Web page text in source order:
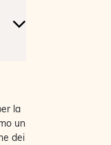
la
un
dei